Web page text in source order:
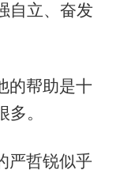
自立、奋发
的帮助是十
。
严哲锐似乎